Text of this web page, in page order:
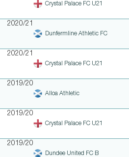
Crystal Palace FC U21
2020/21
Dunfermline Athletic FC
2020/21
Crystal Palace FC U21
2019/20
Alloa Athletic
2019/20
Crystal Palace FC U21
2019/20
Dundee United FC B